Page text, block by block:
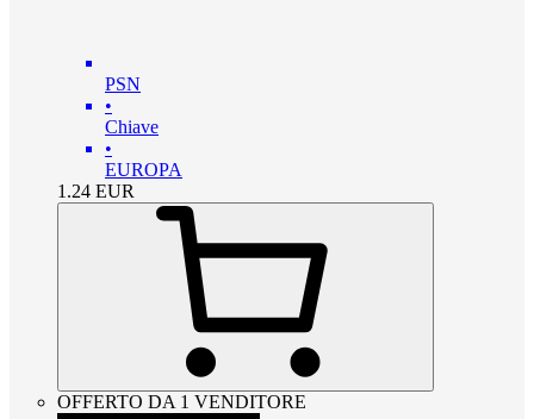
PSN
•
Chiave
•
EUROPA
1.24 EUR
OFFERTO DA 1 VENDITORE